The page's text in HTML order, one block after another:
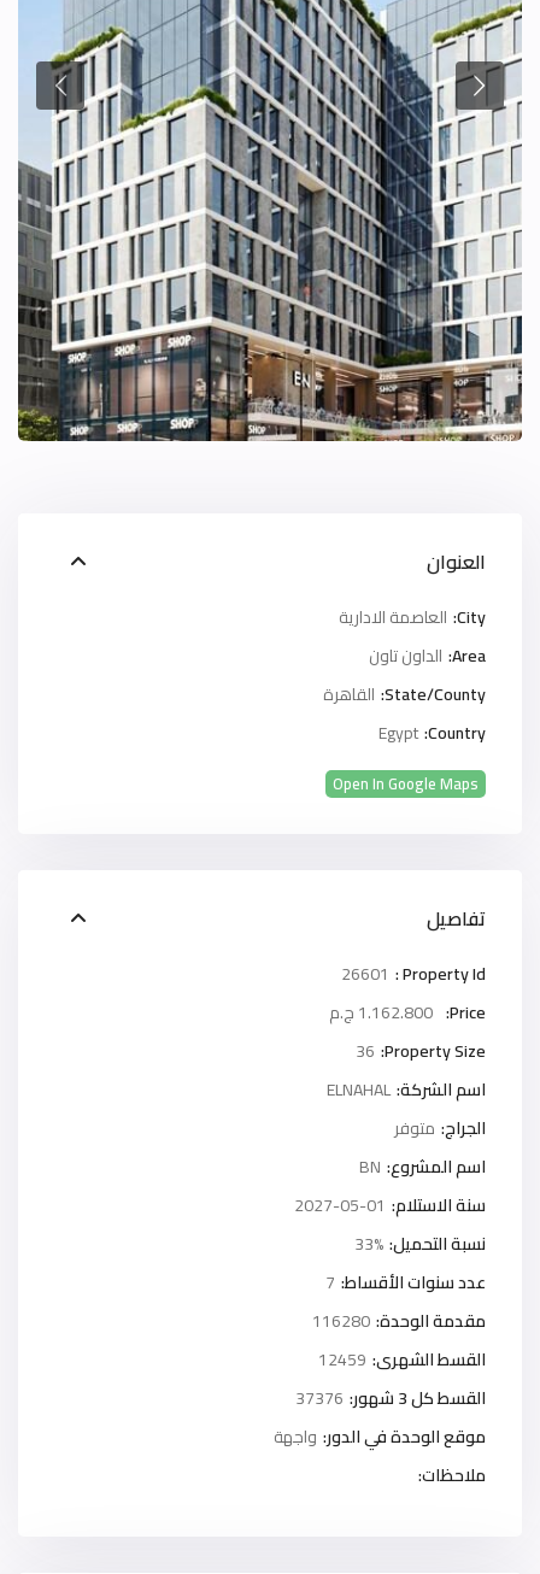
العنوان
City: العاصمة الادارية
Area: الداون تاون
State/County: القاهرة
Country:
Egypt
Open In Google Maps
تفاصيل
Property Id :
26601
Price: 1.162.800 ج.م
Property Size:
36
اسم الشركة:ELNAHAL
الجراج: متوفر
اسم المشروع: BN
سنة الاستلام: 2027-05-01
نسبة التحميل:33%
عدد سنوات الأقساط: 7
مقدمة الوحدة:116280
القسط الشهرى: 12459
القسط كل 3 شهور:
37376
موقع الوحدة في الدور: واجهة
ملاحظات: